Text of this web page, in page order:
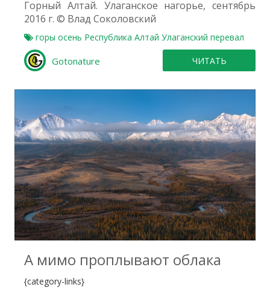
Горный Алтай. Улаганское нагорье, сентябрь
2016 г. © Влад Соколовский
горы осень Республика Алтай Улаганский перевал
Gotonature ЧИТАТЬ
0
А мимо проплывают облака
{category-links}